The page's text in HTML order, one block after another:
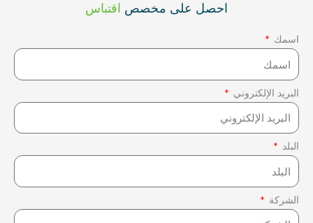
احصل على مخصص اقتباس
اسمك
البريد الإلكتروني
البلد
الشركة